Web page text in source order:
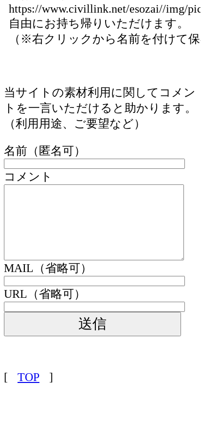
https://www.civillink.net/esozai//img/
自由にお持ち帰りいただけます。
（※右クリックから名前を付けて保存
当サイトの素材利用に関してコメン
トを一言いただけると助かります。
（利用用途、ご要望など）
名前（匿名可）
コメント
MAIL（省略可）
URL（省略可）
[ TOP ]